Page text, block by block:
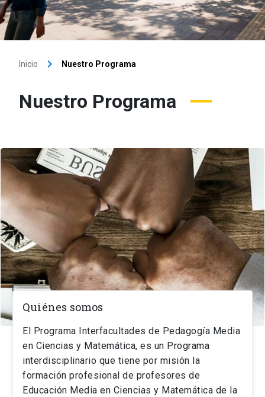
Inicio keyboard_arrow_right Nuestro Programa
Nuestro Programa
Quiénes somos
El Programa Interfacultades de Pedagogía Media
en Ciencias y Matemática, es un Programa
interdisciplinario que tiene por misión la
formación profesional de profesores de
Educación Media en Ciencias y Matemática de la